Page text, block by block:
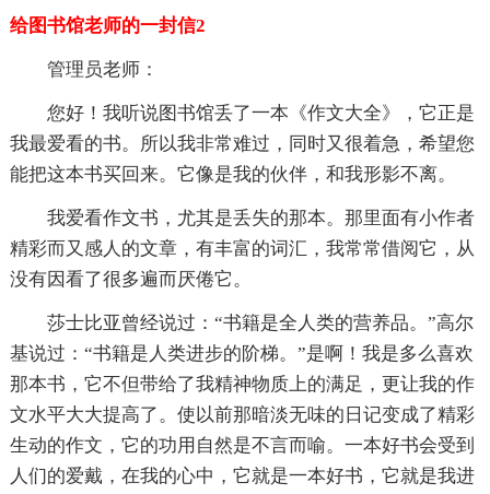
给图书馆老师的一封信2
管理员老师：
您好！我听说图书馆丢了一本《作文大全》，它正是
我最爱看的书。所以我非常难过，同时又很着急，希望您
能把这本书买回来。它像是我的伙伴，和我形影不离。
我爱看作文书，尤其是丢失的那本。那里面有小作者
精彩而又感人的文章，有丰富的词汇，我常常借阅它，从
没有因看了很多遍而厌倦它。
莎士比亚曾经说过：“书籍是全人类的营养品。”高尔
基说过：“书籍是人类进步的阶梯。”是啊！我是多么喜欢
那本书，它不但带给了我精神物质上的满足，更让我的作
文水平大大提高了。使以前那暗淡无味的日记变成了精彩
生动的作文，它的功用自然是不言而喻。一本好书会受到
人们的爱戴，在我的心中，它就是一本好书，它就是我进